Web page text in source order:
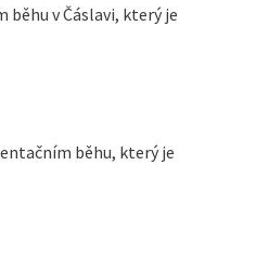
v Čáslavi, který je
běhu, který je